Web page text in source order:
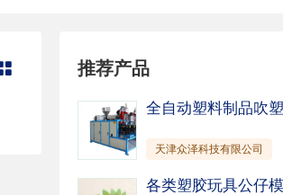
推荐产品
全自动塑料制品吹
天津众泽科技有限公司